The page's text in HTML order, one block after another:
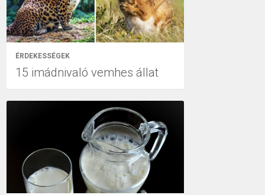
ÉRDEKESSÉGEK
15 imádnivaló vemhes állat